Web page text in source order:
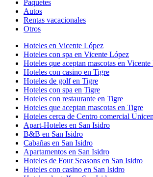
Paquetes
Autos
Rentas vacacionales
Otros
Hoteles en Vicente López
Hoteles con spa en Vicente López
Hoteles que aceptan mascotas en
Hoteles con casino en Tigre
Hoteles de golf en Tigre
Hoteles con spa en Tigre
Hoteles con restaurante en Tigre
Hoteles que aceptan mascotas en Tigre
Hoteles cerca de Centro comercial
Apart-Hoteles en San Isidro
B&B en San Isidro
Cabañas en San Isidro
Apartamentos en San Isidro
Hoteles de Four Seasons en San Isidro
Hoteles con casino en San Isidro